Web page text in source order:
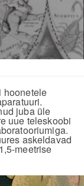
hoonetele
juba üle
uue teleskoobi
askeldavad
meetrise